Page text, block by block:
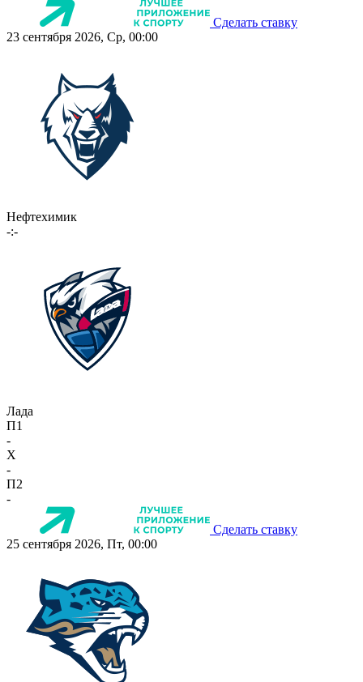
Сделать ставку
23 сентября 2026, Ср, 00:00
Нефтехимик
-:-
Лада
П1
-
X
-
П2
-
Сделать ставку
25 сентября 2026, Пт, 00:00